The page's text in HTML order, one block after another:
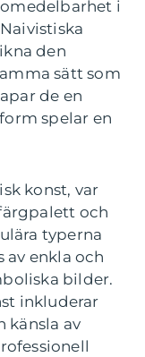
i
den
sätt som
de en
spelar en
konst, var
och
typerna
av enkla och
bilder.
inkluderar
känsla av